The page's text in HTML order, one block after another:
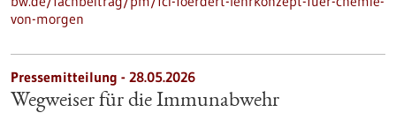
von-morgen
Pressemitteilung - 28.05.2026
Wegweiser für die Immunabwehr